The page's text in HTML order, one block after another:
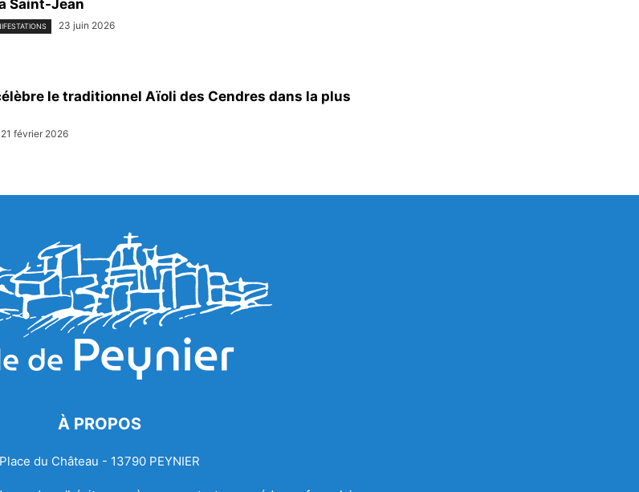
Saint-Jean
23 juin 2026
le traditionnel Aïoli des Cendres dans la plus
21 février 2026
À PROPOS
Place du Château - 13790 PEYNIER